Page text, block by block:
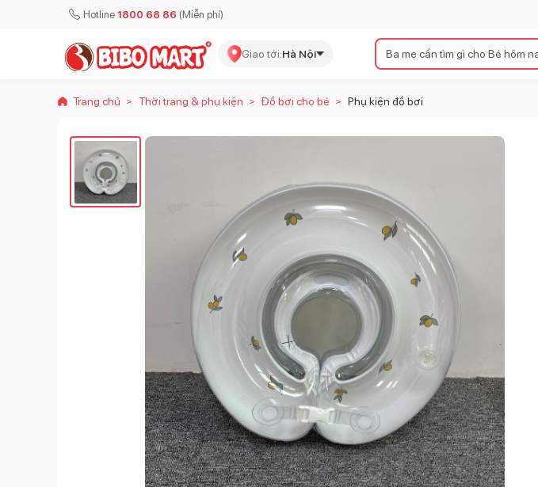
Hotline 1800 68 86 (Miễn phí)
Giao tới:Hà Nội
Trang chủ > Thời trang & phụ kiện > Đồ bơi cho bé > Phụ kiện đồ bơi